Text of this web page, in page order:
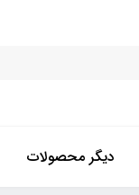
دیگر محصولات